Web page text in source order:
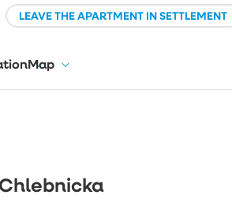
LEAVE THE APARTMENT IN SETTLEMENT
Map